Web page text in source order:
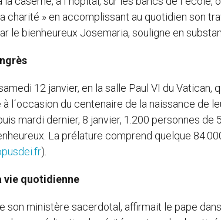
charité » en accomplissant au quotidien son
le bienheureux Josemaria, souligne en
12 janvier, en la salle Paul VI du Vatican,
l´occasion du centenaire de la naissance de
mardi dernier, 8 janvier, 1.200 personnes
La prélature comprend quelque
).
vie quotidienne
son ministère sacerdotal, affirmait le pape